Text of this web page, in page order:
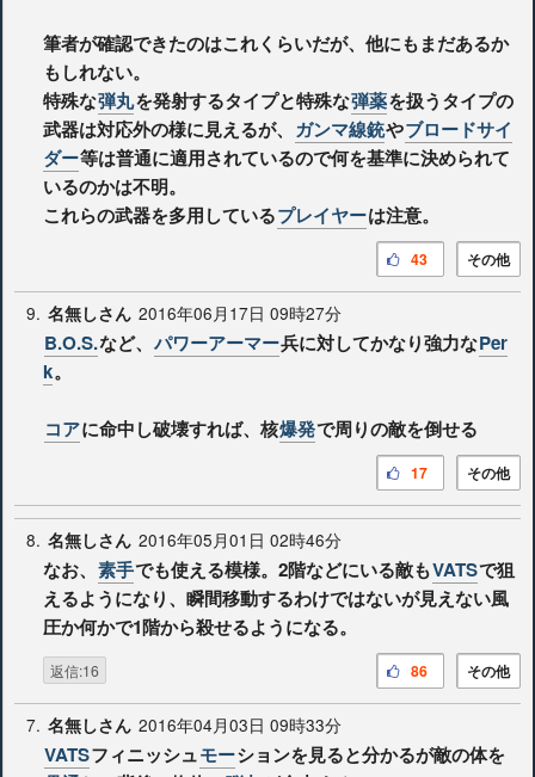
筆者が確認できたのはこれくらいだが、他にもまだあるか
もしれない。
特殊な弾丸を発射するタイプと特殊な弾薬を扱うタイプの
武器は対応外の様に見えるが、 ガンマ線銃やブロードサイ
ダー等は普通に適用されているので何を基準に決められて
いるのかは不明。
これらの武器を多用しているプレイヤーは注意。
その他
43
9. 名無しさん 2016年06月17日 09時27分
B.O.S.など、 パワーアーマー兵に対してかなり強力なPer
k。
コアに命中し破壊すれば、核爆発で周りの敵を倒せる
その他
17
8. 名無しさん 2016年05月01日 02時46分
なお、 素手でも使える模様。2階などにいる敵もVATSで狙
えるようになり、瞬間移動するわけではないが見えない風
圧か何かで1階から殺せるようになる。
返信:16 その他
86
7. 名無しさん 2016年04月03日 09時33分
VATSフィニッシュモーションを見ると分かるが敵の体を